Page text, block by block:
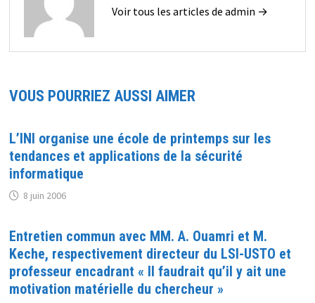
Voir tous les articles de admin →
VOUS POURRIEZ AUSSI AIMER
L’INI organise une école de printemps sur les
tendances et applications de la sécurité
informatique
8 juin 2006
Entretien commun avec MM. A. Ouamri et M.
Keche, respectivement directeur du LSI-USTO et
professeur encadrant « Il faudrait qu’il y ait une
motivation matérielle du chercheur »